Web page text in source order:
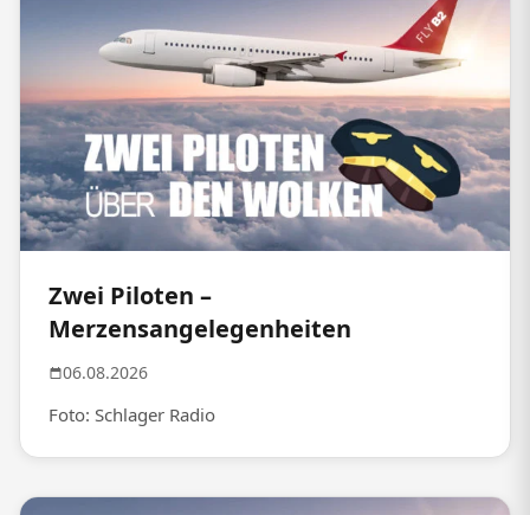
Zwei Piloten –
Merzensangelegenheiten
06.08.2026
Foto: Schlager Radio